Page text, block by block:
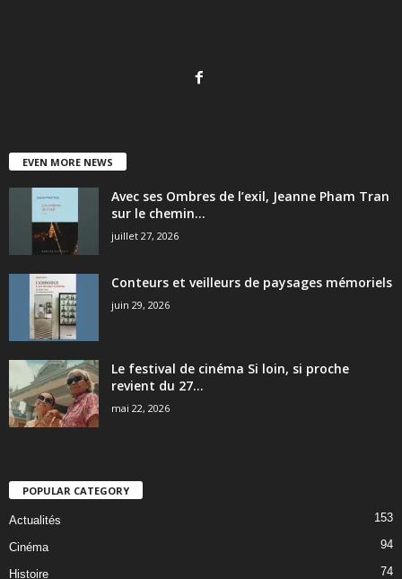
EVEN MORE NEWS
Avec ses Ombres de l’exil, Jeanne Pham Tran
sur le chemin...
juillet 27, 2026
Conteurs et veilleurs de paysages mémoriels
juin 29, 2026
Le festival de cinéma Si loin, si proche
revient du 27...
mai 22, 2026
POPULAR CATEGORY
Actualités 153
Cinéma 94
Histoire 74